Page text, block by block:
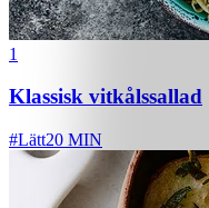
1
Klassisk vitkålssallad
#Lätt20 MIN